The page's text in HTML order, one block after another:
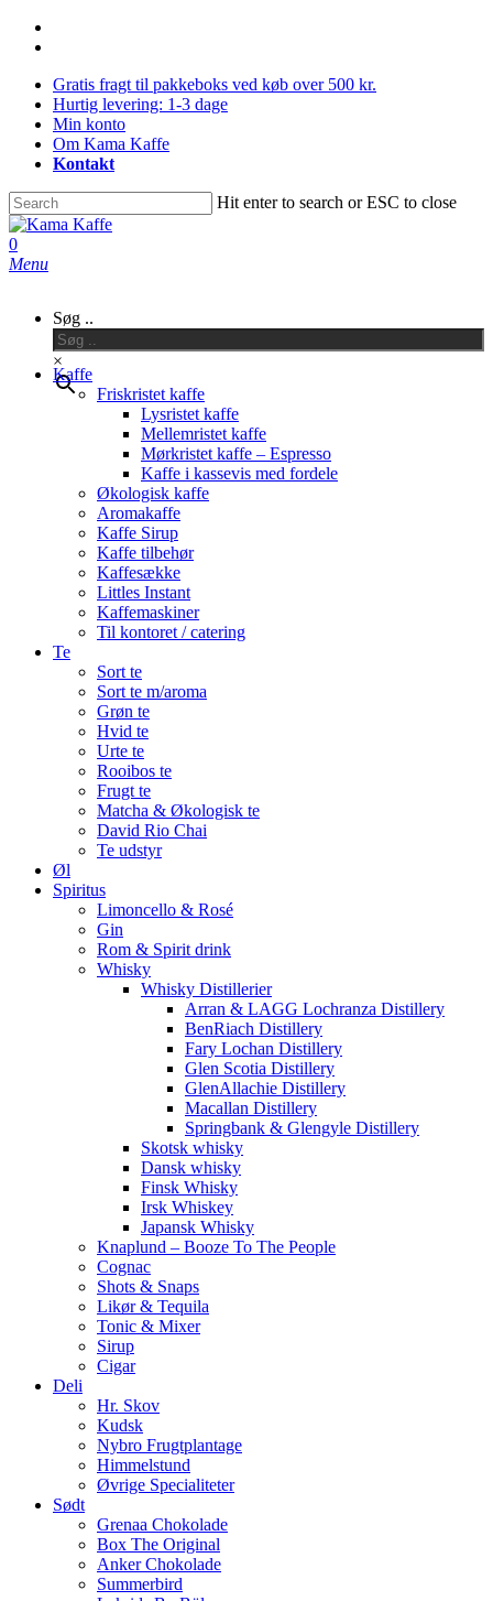
Skip
contentGratis fragt til pakkeboks ved køb over 500 kr.
Hurtig levering: 1-3 dage
Min konto
Om Kama Kaffe
Kontakt
Hit enter to search or ESC to close
Close
Search
0
Menu
Søg ..
×
Kaffe
Friskristet kaffe
Lysristet kaffe
Mellemristet kaffe
Mørkristet kaffe – Espresso
Kaffe i kassevis med fordele
Økologisk kaffe
Aromakaffe
Kaffe Sirup
Kaffe tilbehør
Kaffesække
Littles Instant
Kaffemaskiner
Til kontoret / catering
Te
Sort te
Sort te m/aroma
Grøn te
Hvid te
Urte te
Rooibos te
Frugt te
Matcha & Økologisk te
David Rio Chai
Te udstyr
Øl
Spiritus
Limoncello & Rosé
Gin
Rom & Spirit drink
Whisky
Whisky Distillerier
Arran & LAGG Lochranza Distillery
BenRiach Distillery
Fary Lochan Distillery
Glen Scotia Distillery
GlenAllachie Distillery
Macallan Distillery
Springbank & Glengyle Distillery
Skotsk whisky
Dansk whisky
Finsk Whisky
Irsk Whiskey
Japansk Whisky
Knaplund – Booze To The People
Cognac
Shots & Snaps
Likør & Tequila
Tonic & Mixer
Sirup
Cigar
Deli
Hr. Skov
Kudsk
Nybro Frugtplantage
Himmelstund
Øvrige Specialiteter
Sødt
Grenaa Chokolade
Box The Original
Anker Chokolade
Summerbird